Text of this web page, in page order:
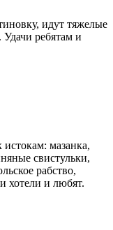
идут тяжелые
ребятам и
мазанка,
свистульки,
рабство,
хотели и любят.